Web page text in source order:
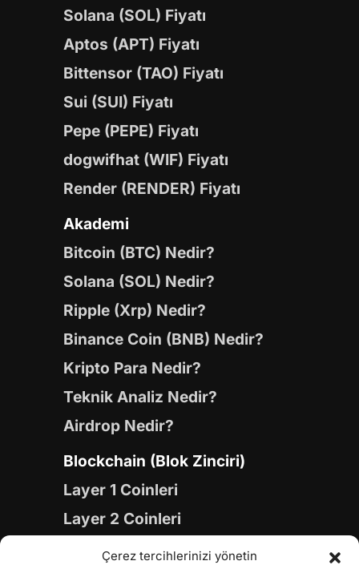
Çerez tercihlerinizi yönetin
Solana (SOL) Fiyatı
Aptos (APT) Fiyatı
Bittensor (TAO) Fiyatı
Sui (SUI) Fiyatı
Pepe (PEPE) Fiyatı
dogwifhat (WIF) Fiyatı
Render (RENDER) Fiyatı
Akademi
Bitcoin (BTC) Nedir?
Solana (SOL) Nedir?
Ripple (Xrp) Nedir?
Binance Coin (BNB) Nedir?
Kripto Para Nedir?
Teknik Analiz Nedir?
Airdrop Nedir?
Blockchain (Blok Zinciri)
Layer 1 Coinleri
Layer 2 Coinleri
Yapay Zeka (AI) Coinleri